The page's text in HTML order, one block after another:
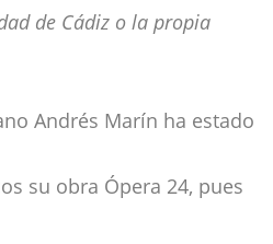
de Cádiz o la propia
Andrés Marín ha estado
su obra Ópera 24, pues